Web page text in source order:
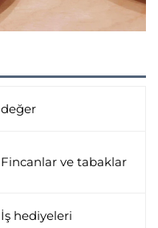
değer
Fincanlar ve tabaklar
İş hediyeleri